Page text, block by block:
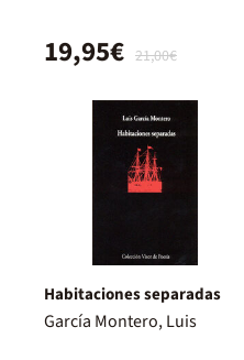
21,00€
19,95€
Habitaciones separadas
García Montero, Luis